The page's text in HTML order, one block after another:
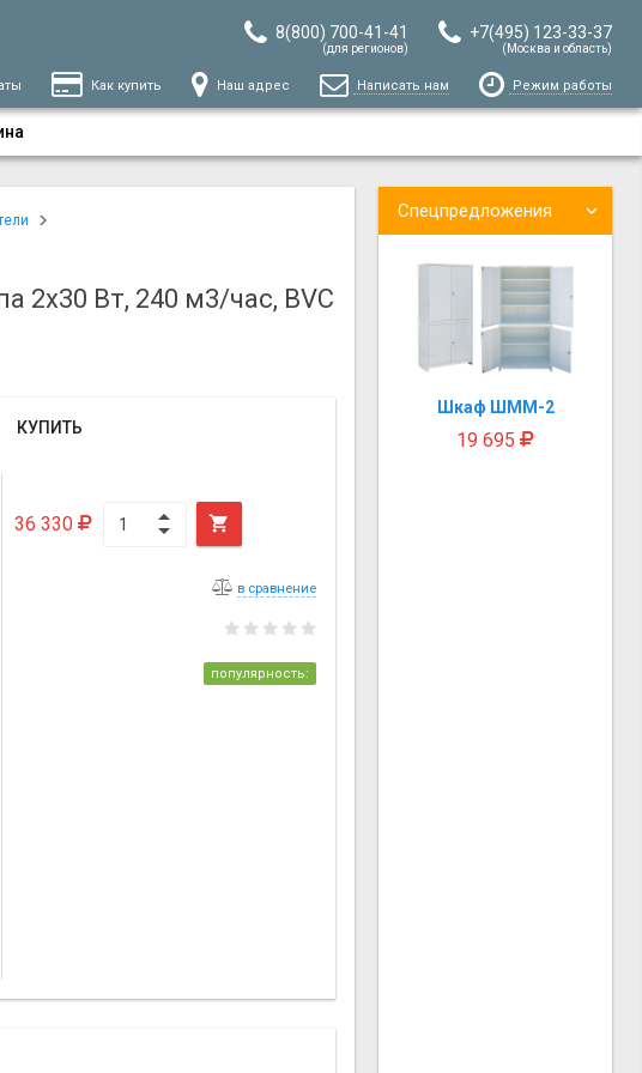
8(800) 700-41-41
(для регионов)
+7(495) 123-33-37
(Москва и область)
Как купить Наш адрес Написать нам Режим работы
2х30 Вт, 240 м3/час, BVC
КУПИТЬ
36 330 
в сравнение
популярность:
Спецпредложения
Шкаф ШММ-2
19 695